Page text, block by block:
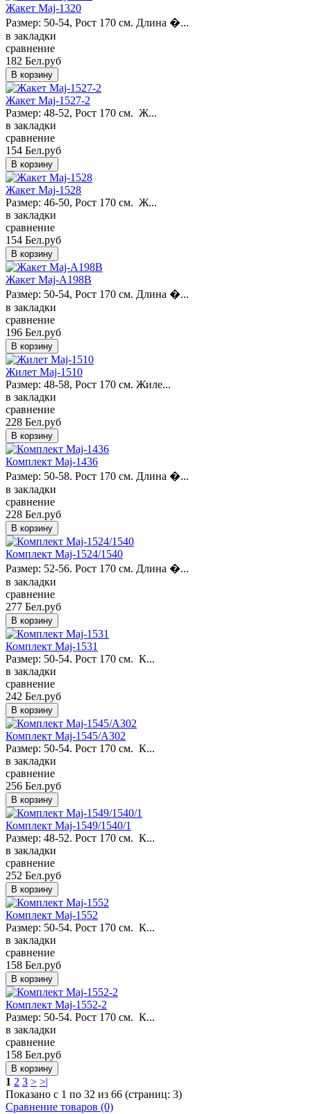
Жакет Maj-1320
Размер: 50-54, Рост 170 см. Длина �...
в закладки
сравнение
182 Бел.руб
Жакет Maj-1527-2
Размер: 48-52, Рост 170 см. Ж...
в закладки
сравнение
154 Бел.руб
Жакет Maj-1528
Размер: 46-50, Рост 170 см. Ж...
в закладки
сравнение
154 Бел.руб
Жакет Maj-A198B
Размер: 50-54, Рост 170 см. Длина �...
в закладки
сравнение
196 Бел.руб
Жилет Maj-1510
Размер: 48-58, Рост 170 см. Жиле...
в закладки
сравнение
228 Бел.руб
Комплект Maj-1436
Размер: 50-58. Рост 170 см. Длина �...
в закладки
сравнение
228 Бел.руб
Комплект Maj-1524/1540
Размер: 52-56. Рост 170 см. Длина �...
в закладки
сравнение
277 Бел.руб
Комплект Maj-1531
Размер: 50-54. Рост 170 см. К...
в закладки
сравнение
242 Бел.руб
Комплект Maj-1545/A302
Размер: 50-54. Рост 170 см. К...
в закладки
сравнение
256 Бел.руб
Комплект Maj-1549/1540/1
Размер: 48-52. Рост 170 см. К...
в закладки
сравнение
252 Бел.руб
Комплект Maj-1552
Размер: 50-54. Рост 170 см. К...
в закладки
сравнение
158 Бел.руб
Комплект Maj-1552-2
Размер: 50-54. Рост 170 см. К...
в закладки
сравнение
158 Бел.руб
1 2 3 > >|
Показано с 1 по 32 из 66 (страниц: 3)
Сравнение товаров (0)